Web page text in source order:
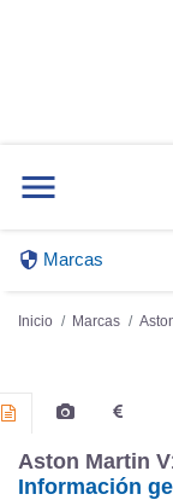
Marcas
Inicio Marcas
Aston Martin
Información